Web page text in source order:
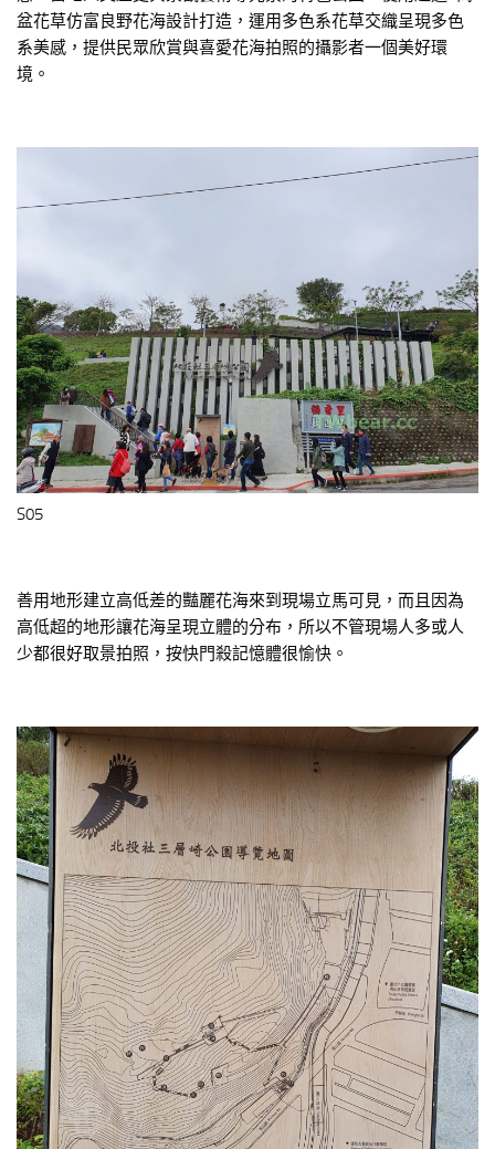
盆花草仿富良野花海設計打造，運用多色系花草交織呈現多色
系美感，提供民眾欣賞與喜愛花海拍照的攝影者一個美好環
境。
S05
善用地形建立高低差的豔麗花海來到現場立馬可見，而且因為
高低超的地形讓花海呈現立體的分布，所以不管現場人多或人
少都很好取景拍照，按快門殺記憶體很愉快。